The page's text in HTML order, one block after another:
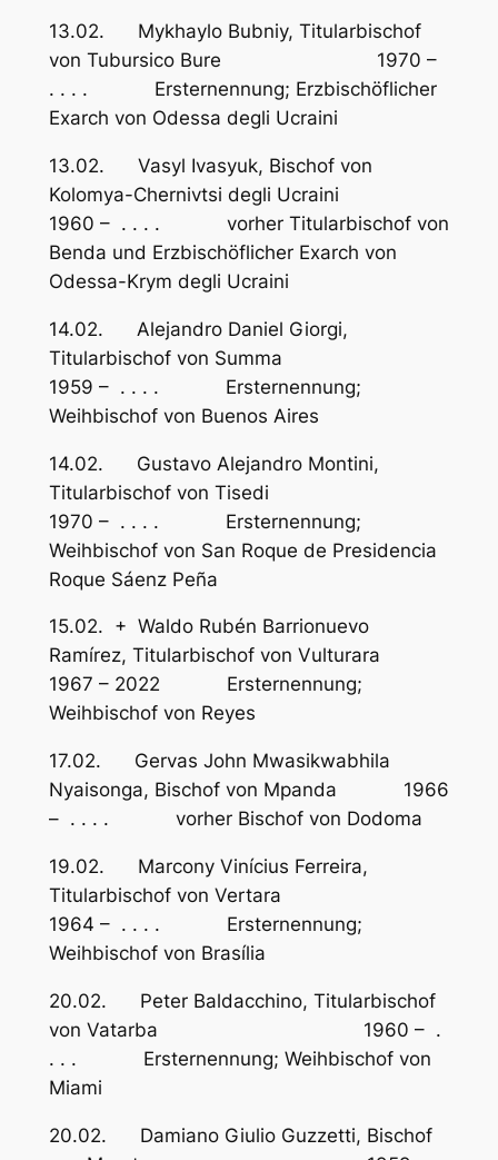
13.02. Mykhaylo Bubniy, Titularbischof
von Tubursico Bure 1970 –
. . . . Ersternennung; Erzbischöflicher
Exarch von Odessa degli Ucraini
13.02. Vasyl Ivasyuk, Bischof von
Kolomya-Chernivtsi degli Ucraini
1960 – . . . . vorher Titularbischof von
Benda und Erzbischöflicher Exarch von
Odessa-Krym degli Ucraini
14.02. Alejandro Daniel Giorgi,
Titularbischof von Summa
1959 – . . . . Ersternennung;
Weihbischof von Buenos Aires
14.02. Gustavo Alejandro Montini,
Titularbischof von Tisedi
1970 – . . . . Ersternennung;
Weihbischof von San Roque de Presidencia
Roque Sáenz Peña
15.02. + Waldo Rubén Barrionuevo
Ramírez, Titularbischof von Vulturara
1967 – 2022 Ersternennung;
Weihbischof von Reyes
17.02. Gervas John Mwasikwabhila
Nyaisonga, Bischof von Mpanda 1966
– . . . . vorher Bischof von Dodoma
19.02. Marcony Vinícius Ferreira,
Titularbischof von Vertara
1964 – . . . . Ersternennung;
Weihbischof von Brasília
20.02. Peter Baldacchino, Titularbischof
von Vatarba 1960 – .
. . . Ersternennung; Weihbischof von
Miami
20.02. Damiano Giulio Guzzetti, Bischof